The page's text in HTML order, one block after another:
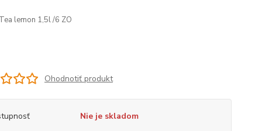
lemon 1,5l /6 ZO
Ohodnotiť produkt
Nie je skladom